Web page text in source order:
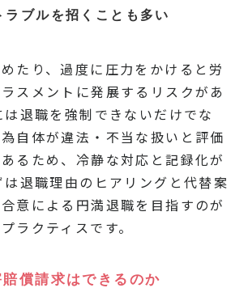
ラブルを招くことも多い
たり、過度に圧力をかけると労
スメントに発展するリスクがあ
は退職を強制できないだけでな
自体が違法・不当な扱いと評価
るため、冷静な対応と記録化が
退職理由のヒアリングと代替案
意による円満退職を目指すのが
ラクティスです。
賠償請求はできるのか